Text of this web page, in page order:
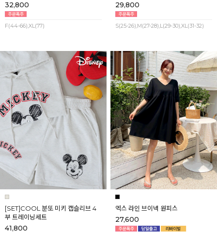
32,800
F(44-66),XL(77)
29,800
S(25-26),M(27-28),L(29-30),XL(31-32)
[SET]COOL 분또 미키 캡슬리브 4
부 트레이닝세트
41,800
엑스 라인 브이넥 원피스
27,600